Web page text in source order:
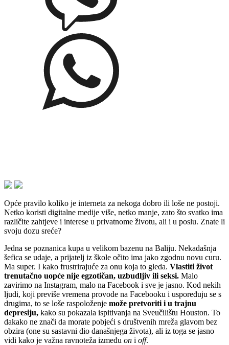
Opće pravilo koliko je interneta za nekoga dobro ili loše ne postoji.
Netko koristi digitalne medije više, netko manje, zato što svatko ima
različite zahtjeve i interese u privatnome životu, ali i u poslu. Znate li
svoju dozu sreće?
Jedna se poznanica kupa u velikom bazenu na Baliju. Nekadašnja
šefica se udaje, a prijatelj iz škole očito ima jako zgodnu novu curu.
Ma super. I kako frustrirajuće za onu koja to gleda. Vlastiti život
trenutačno uopće nije egzotičan, uzbudljiv ili seksi. Malo
zavirimo na Instagram, malo na Facebook i sve je jasno. Kod nekih
ljudi, koji previše vremena provode na Facebooku i uspoređuju se s
drugima, to se loše raspoloženje može pretvoriti i u trajnu
depresiju, kako su pokazala ispitivanja na Sveučilištu Houston. To
dakako ne znači da morate pobjeći s društvenih mreža glavom bez
obzira (one su sastavni dio današnjega života), ali iz toga se jasno
vidi kako je važna ravnoteža između on i off.